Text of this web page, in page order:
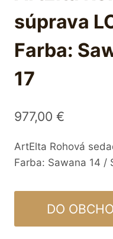
súprava
Farba:
17
977,00 €
ArtElta Rohová
Farba: Sawana 14 /
DO